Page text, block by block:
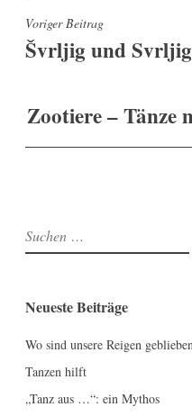
Beitragsnavigation
Voriger Beitrag
Švrljig und Svrljig
Zootiere – Tänze
Suchen
nach:
Neueste Beiträge
Wo sind unsere Reigen
Tanzen hilft
„Tanz aus …“: ein Mythos